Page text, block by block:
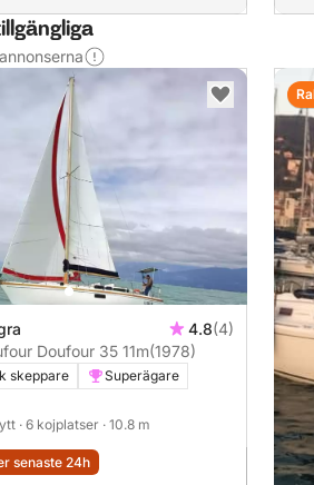
4.8(4)
Doufour 35 11m(1978)
skeppare
Superägare
· 6 kojplatser · 10.8 m
senaste 24h